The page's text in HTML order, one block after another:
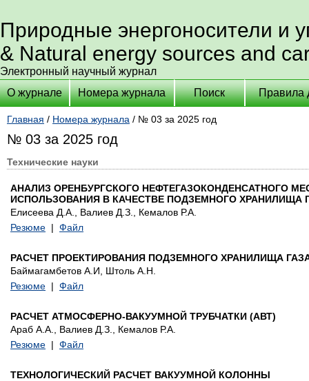
Природные энергоносители и
& Natural energy sources and
Электронный научный журнал
О журнале
Номера журнала Поиск Правила
Главная / Номера журнала / № 03 за 2025 год
№ 03 за 2025 год
Технические науки
АНАЛИЗ ОРЕНБУРГСКОГО НЕФТЕГАЗОКОНДЕНСАТНОГО
ИСПОЛЬЗОВАНИЯ В КАЧЕСТВЕ ПОДЗЕМНОГО ХРАНИЛИЩА
Елисеева Д.А., Валиев Д.З., Кемалов Р.А.
Резюме | Файл
РАСЧЕТ ПРОЕКТИРОВАНИЯ ПОДЗЕМНОГО ХРАНИЛИЩА
Баймагамбетов А.И, Штоль А.Н.
Резюме | Файл
РАСЧЕТ АТМОСФЕРНО-ВАКУУМНОЙ ТРУБЧАТКИ (АВТ)
Араб А.А., Валиев Д.З., Кемалов Р.А.
Резюме | Файл
ТЕХНОЛОГИЧЕСКИЙ РАСЧЕТ ВАКУУМНОЙ КОЛОННЫ